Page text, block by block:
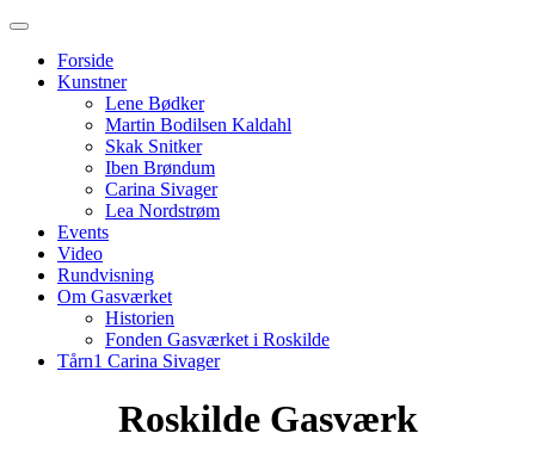
Forside
Kunstner
Lene Bødker
Martin Bodilsen Kaldahl
Skak Snitker
Iben Brøndum
Carina Sivager
Lea Nordstrøm
Events
Video
Rundvisning
Om Gasværket
Historien
Fonden Gasværket i Roskilde
Tårn1 Carina Sivager
Roskilde Gasværk